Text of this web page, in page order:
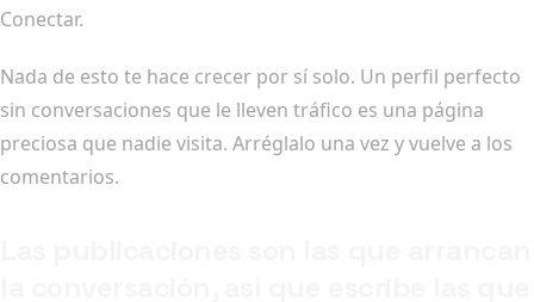
Conectar.
Nada de esto te hace crecer por sí solo. Un perfil perfecto
sin conversaciones que le lleven tráfico es una página
preciosa que nadie visita. Arréglalo una vez y vuelve a los
comentarios.